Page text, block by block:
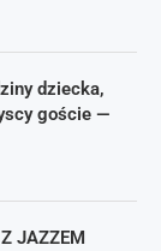
dziecka,
goście —
JAZZEM